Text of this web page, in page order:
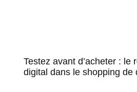
Testez avant d’acheter : le
digital dans le shopping de